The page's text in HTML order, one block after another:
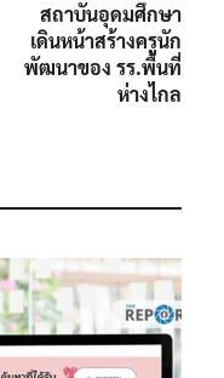
สถาบันอุดมศึกษา
เดินหน้าสร้างครูนัก
พัฒนาของ รร.พื้นที่
ห่างไกล